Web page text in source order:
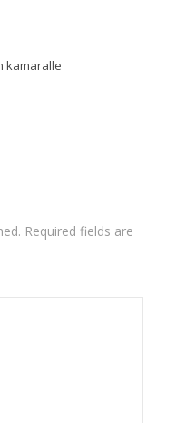
kamaralle
Required fields are